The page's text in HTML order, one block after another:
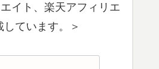
エイト、楽天アフィリエ
ています。＞